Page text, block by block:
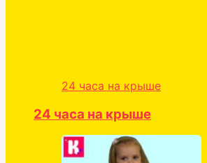
24 часа на крыше
24 часа на крыше